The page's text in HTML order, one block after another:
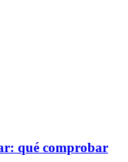
qué comprobar